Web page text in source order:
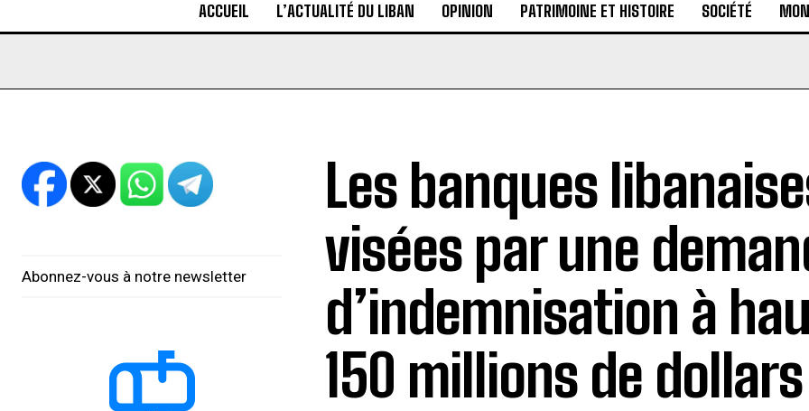
ACCUEIL L’ACTUALITÉ DU LIBAN OPINION PATRIMOINE ET HISTOIRE SOCIÉTÉ
Abonnez-vous à notre newsletter
Les banques
visées par une
d’indemnisation à
150 millions de dollars